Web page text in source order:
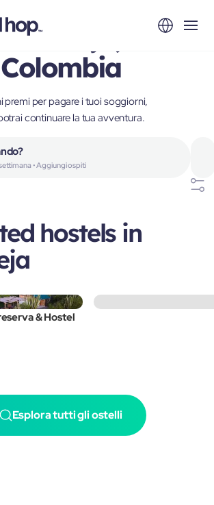
Villavieja,
Colombia
premi per pagare i tuoi soggiorni,
continuare la tua avventura.
• Aggiungi ospiti
hostels in
& Hostel
Esplora tutti gli ostelli